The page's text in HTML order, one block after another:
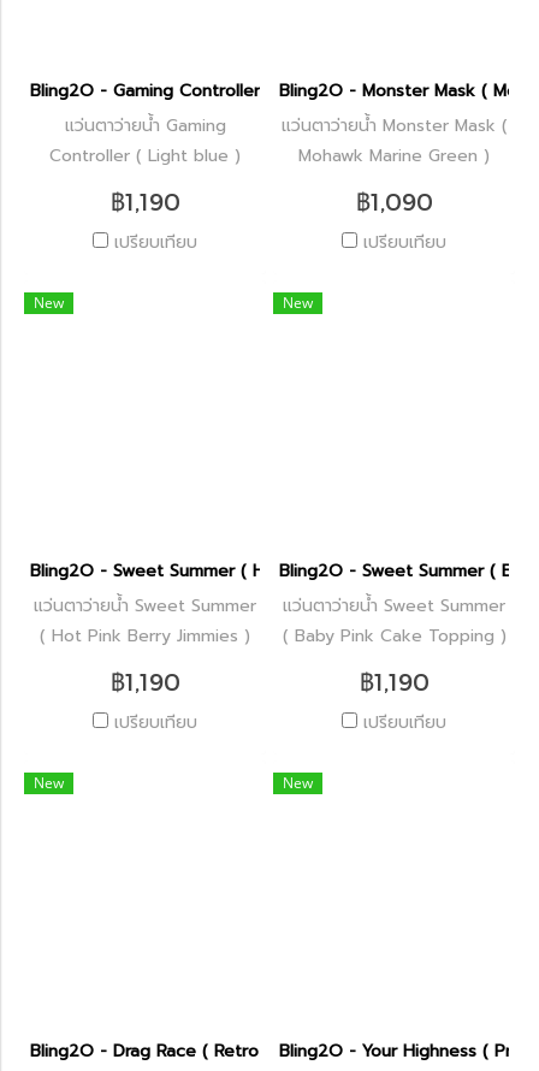
Bling2O - Gaming Controller ( Light blue )
แว่นตาว่ายน้ำ Gaming
Controller ( Light blue )
฿1,190
เปรียบเทียบ
Bling2O - Monster Mask (
แว่นตาว่ายน้ำ Monster Mask (
Mohawk Marine Green )
฿1,090
เปรียบเทียบ
New
Bling2O - Sweet Summer ( Hot Pink Berry Jimmies )
แว่นตาว่ายน้ำ Sweet Summer
( Hot Pink Berry Jimmies )
฿1,190
เปรียบเทียบ
New
Bling2O - Sweet Summer (
แว่นตาว่ายน้ำ Sweet Summer
( Baby Pink Cake Topping )
฿1,190
เปรียบเทียบ
New
Bling2O - Drag Race ( Retro Teal Slider )
New
Bling2O - Your Highness (